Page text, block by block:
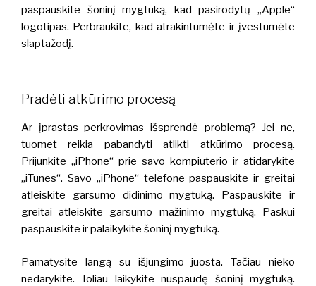
paspauskite šoninį mygtuką, kad pasirodytų „Apple“
logotipas. Perbraukite, kad atrakintumėte ir įvestumėte
slaptažodį.
Pradėti atkūrimo procesą
Ar įprastas perkrovimas išsprendė problemą? Jei ne,
tuomet reikia pabandyti atlikti atkūrimo procesą.
Prijunkite „iPhone“ prie savo kompiuterio ir atidarykite
„iTunes“. Savo „iPhone“ telefone paspauskite ir greitai
atleiskite garsumo didinimo mygtuką. Paspauskite ir
greitai atleiskite garsumo mažinimo mygtuką. Paskui
paspauskite ir palaikykite šoninį mygtuką.
Pamatysite langą su išjungimo juosta. Tačiau nieko
nedarykite. Toliau laikykite nuspaudę šoninį mygtuką.